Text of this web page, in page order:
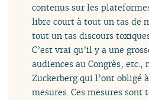
contenus sur les
libre court à tout un tas de
tout un tas discours
C’est vrai qu’il y a une
audiences au Congrès,
Zuckerberg qui l’ont obligé
mesures. Ces mesures sont